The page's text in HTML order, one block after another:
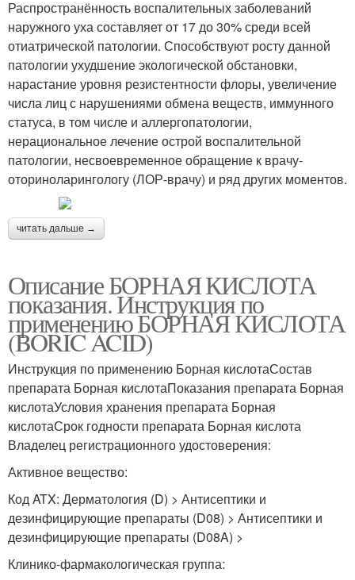
Распространённость воспалительных заболеваний
наружного уха составляет от 17 до 30% среди всей
отиатрической патологии. Способствуют росту данной
патологии ухудшение экологической обстановки,
нарастание уровня резистентности флоры, увеличение
числа лиц с нарушениями обмена веществ, иммунного
статуса, в том числе и аллергопатологии,
нерациональное лечение острой воспалительной
патологии, несвоевременное обращение к врачу-
оториноларингологу (ЛОР-врачу) и ряд других моментов.
читать дальше →
Описание БОРНАЯ КИСЛОТА
показания. Инструкция по
применению БОРНАЯ КИСЛОТА
(BORIC ACID)
Инструкция по применению Борная кислотаСостав
препарата Борная кислотаПоказания препарата Борная
кислотаУсловия хранения препарата Борная
кислотаСрок годности препарата Борная кислота
Владелец регистрационного удостоверения:
Активное вещество:
Код ATX: Дерматология (D) > Антисептики и
дезинфицирующие препараты (D08) > Антисептики и
дезинфицирующие препараты (D08A) >
Клинико-фармакологическая группа: